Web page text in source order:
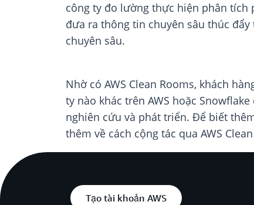
công ty đo lường thực hiện phân tích
đưa ra thông tin chuyên sâu thúc
chuyên sâu.
Nhờ có AWS Clean Rooms, khách
ty nào khác trên AWS hoặc
nghiên cứu và phát triển. Để biết
thêm về cách cộng tác qua AWS
Tạo tài khoản AWS